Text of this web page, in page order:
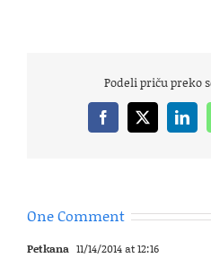
Podeli priču preko
Facebook
X
One Comment
Petkana 11/14/2014 at 12:16